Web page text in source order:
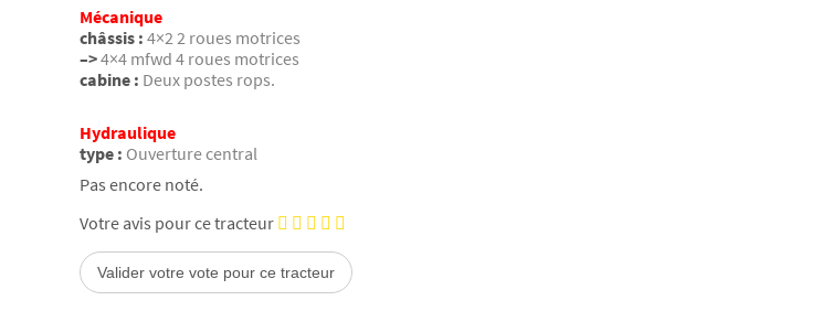
Mécanique
châssis : 4×2 2 roues motrices
–>4×4 mfwd 4 roues motrices
cabine : Deux postes rops.
Hydraulique
type : Ouverture central
Pas encore noté.
Votre avis pour ce tracteur